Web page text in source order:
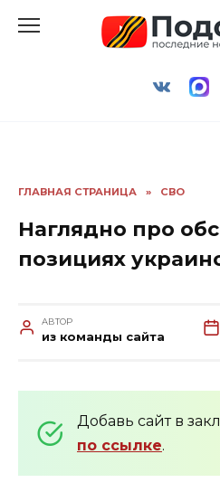
ГЛАВНАЯ СТРАНИЦА » СВО
Наглядно про
позициях
АВТОР
из команды сайта
Добавь сайт в
по ссылке.